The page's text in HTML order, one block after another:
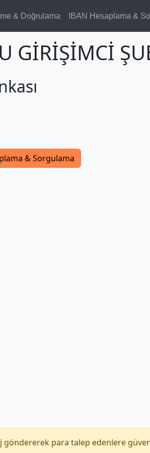
& Doğrulama IBAN Hesaplama &
GİRİŞİMCİ
& Sorgulama
göndererek para talep edenlere